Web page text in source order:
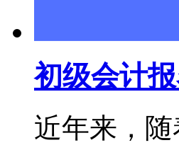
初级会计
近年来，